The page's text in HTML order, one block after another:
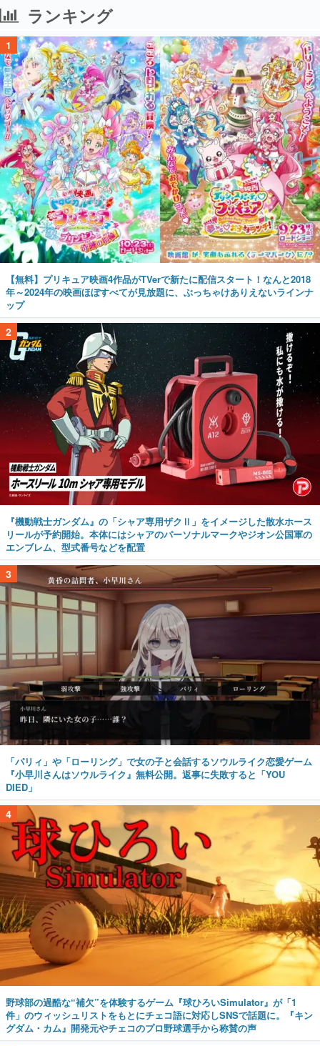
ランキング
1
【無料】プリキュア映画4作品がTVerで新たに配信スタート！なんと2018
年～2024年の映画ほぼすべてが見放題に、ぶっちゃけありえないラインナ
ップ
2
『機動戦士ガンダム』の「シャア専用ザクⅡ」をイメージした散水ホース
リールが予約開始。本体にはシャアのパーソナルマークやジオン公国軍の
エンブレム、型式番号などを配置
3
「パリィ」や「ローリング」で女の子と会話するソウルライク恋愛ゲーム
『小早川さんはソウルライク』無料公開。返事に失敗すると「YOU
DIED」
4
野球部の過酷な“補欠”を体験するゲーム『球ひろいSimulator』が「1
件」のウィッシュリストをもとにチェコ語に対応しSNSで話題に。『キン
グダム・カム』開発元やチェコのプロ野球選手から称賛の声